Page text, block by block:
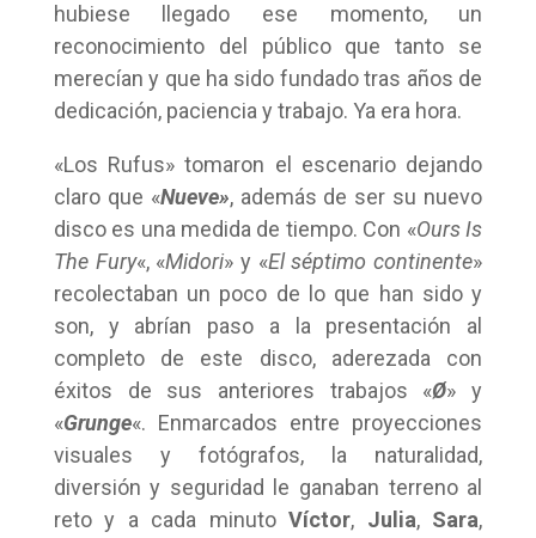
hubiese llegado ese momento, un
reconocimiento del público que tanto se
merecían y que ha sido fundado tras años de
dedicación, paciencia y trabajo. Ya era hora.
«Los Rufus» tomaron el escenario dejando
claro que «Nueve», además de ser su nuevo
disco es una medida de tiempo. Con «Ours Is
The Fury«, «Midori» y «El séptimo continente»
recolectaban un poco de lo que han sido y
son, y abrían paso a la presentación al
completo de este disco, aderezada con
éxitos de sus anteriores trabajos «Ø» y
«Grunge«. Enmarcados entre proyecciones
visuales y fotógrafos, la naturalidad,
diversión y seguridad le ganaban terreno al
reto y a cada minutoVíctor, Julia, Sara,